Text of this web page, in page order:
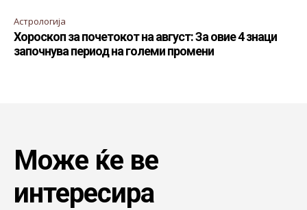
Астрологија
Хороскоп за почетокот на август: За овие 4 знаци
започнува период на големи промени
Може ќе ве
интересира